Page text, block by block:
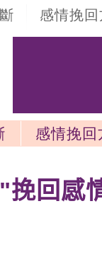
感情挽
感情挽
挽回感